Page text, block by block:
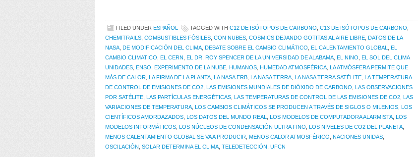
FILED UNDER ESPAÑOL TAGGED WITH C12 DE ISÓTOPOS DE CARBONO C13 DE ISÓTOPOS DE CARBONO
CHEMITRAILS COMBUSTIBLES FÓSILES CON NUBES COSMICS DEJANDO GOTITAS AL AIRE LIBRE DATOS DE LA
NASA DE MODIFICACIÓN DEL CLIMA DEBATE SOBRE EL CAMBIO CLIMÁTICO EL CALENTAMIENTO GLOBAL
EL
CAMBIO CLIMATICO EL CERN EL DR. ROY SPENCER DE LA UNIVERSIDAD DE ALABAMA EL NINO EL SOL DEL CLIMA
UNIDADES ENSO EXPERIMENTO DE LA NUBE HUMANOS HUMEDAD ATMOSFÉRICA LA ATMÓSFERA PERMITE QUE
MÁS DE CALOR LA FIRMA DE LA PLANTA LA NASA ERB LA NASA TERRA LA NASA TERRA SATÉLITE LA TEMPERATURA
DE CONTROL DE EMISIONES DE CO2 LAS EMISIONES MUNDIALES DE DIÓXIDO DE CARBONO LAS OBSERVACIONES
POR SATÉLITE LAS PARTÍCULAS ENERGÉTICAS LAS TEMPERATURAS DE CONTROL DE LAS EMISIONES DE CO2 LAS
VARIACIONES DE TEMPERATURA LOS CAMBIOS CLIMÁTICOS SE PRODUCEN A TRAVÉS DE SIGLOS O MILENIOS LOS
CIENTÍFICOS AMORDAZADOS LOS DATOS DEL MUNDO REAL LOS MODELOS DE COMPUTADORA ALARMISTA LOS
MODELOS INFORMÁTICOS LOS NÚCLEOS DE CONDENSACIÓN ULTRA FINO LOS NIVELES DE CO2 DEL PLANETA
MENOS CALENTAMIENTO GLOBAL SE VA A PRODUCIR MENOS CALOR ATMOSFÉRICO NACIONES UNIDAS
OSCILACIÓN SOLAR DETERMINA EL CLIMA TELEDETECCIÓN UFCN